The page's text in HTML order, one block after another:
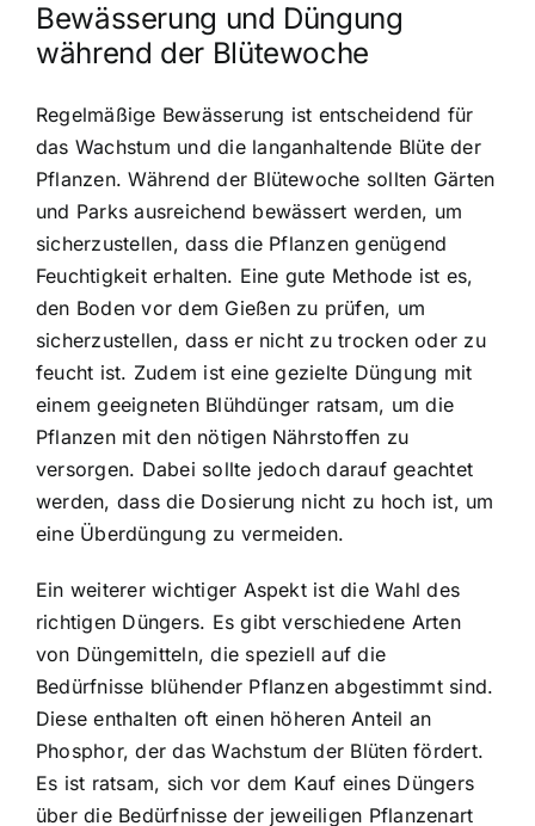
Bewässerung und Düngung
während der Blütewoche
Regelmäßige Bewässerung ist entscheidend für
das Wachstum und die langanhaltende Blüte der
Pflanzen. Während der Blütewoche sollten Gärten
und Parks ausreichend bewässert werden, um
sicherzustellen, dass die Pflanzen genügend
Feuchtigkeit erhalten. Eine gute Methode ist es,
den Boden vor dem Gießen zu prüfen, um
sicherzustellen, dass er nicht zu trocken oder zu
feucht ist. Zudem ist eine gezielte Düngung mit
einem geeigneten Blühdünger ratsam, um die
Pflanzen mit den nötigen Nährstoffen zu
versorgen. Dabei sollte jedoch darauf geachtet
werden, dass die Dosierung nicht zu hoch ist, um
eine Überdüngung zu vermeiden.
Ein weiterer wichtiger Aspekt ist die Wahl des
richtigen Düngers. Es gibt verschiedene Arten
von Düngemitteln, die speziell auf die
Bedürfnisse blühender Pflanzen abgestimmt sind.
Diese enthalten oft einen höheren Anteil an
Phosphor, der das Wachstum der Blüten fördert.
Es ist ratsam, sich vor dem Kauf eines Düngers
über die Bedürfnisse der jeweiligen Pflanzenart